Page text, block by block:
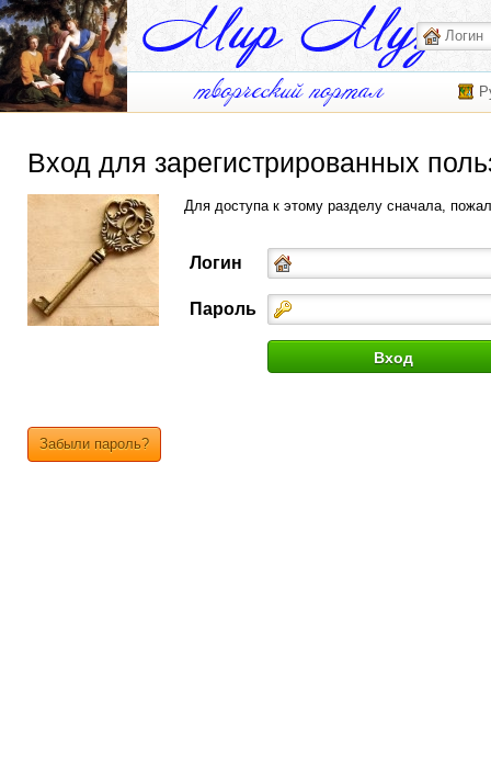
Вход для зарегистрированных
Для доступа к этому разделу сначала,
Логин
Пароль
Забыли пароль?